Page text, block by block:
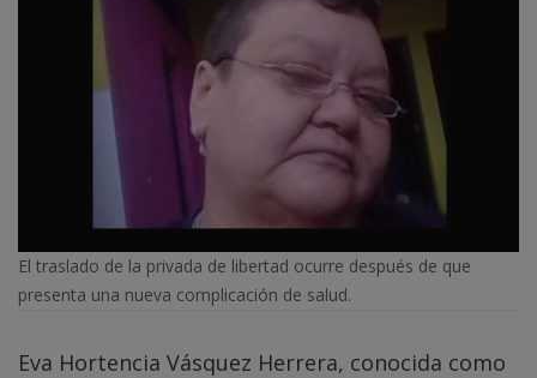
El traslado de la privada de libertad ocurre después de que
presenta una nueva complicación de salud.
Eva Hortencia Vásquez Herrera, conocida como